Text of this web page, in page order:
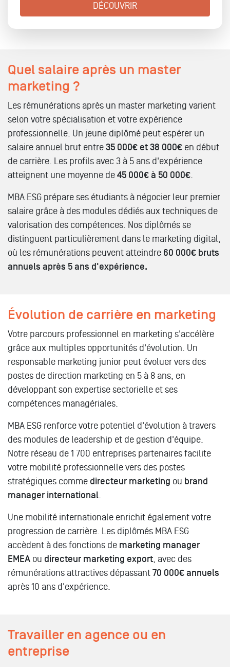
DÉCOUVRIR
Quel salaire après un master
marketing ?
Les rémunérations après un master marketing varient
selon votre spécialisation et votre expérience
professionnelle. Un jeune diplômé peut espérer un
salaire annuel brut entre 35 000€ et 38 000€ en début
de carrière. Les profils avec 3 à 5 ans d'expérience
atteignent une moyenne de 45 000€ à 50 000€.
MBA ESG prépare ses étudiants à négocier leur premier
salaire grâce à des modules dédiés aux techniques de
valorisation des compétences. Nos diplômés se
distinguent particulièrement dans le marketing digital,
où les rémunérations peuvent atteindre 60 000€ bruts
annuels après 5 ans d'expérience.
Évolution de carrière en marketing
Votre parcours professionnel en marketing s'accélère
grâce aux multiples opportunités d'évolution. Un
responsable marketing junior peut évoluer vers des
postes de direction marketing en 5 à 8 ans, en
développant son expertise sectorielle et ses
compétences managériales.
MBA ESG renforce votre potentiel d'évolution à travers
des modules de leadership et de gestion d'équipe.
Notre réseau de 1 700 entreprises partenaires facilite
votre mobilité professionnelle vers des postes
stratégiques comme directeur marketing ou brand
manager international.
Une mobilité internationale enrichit également votre
progression de carrière. Les diplômés MBA ESG
accèdent à des fonctions de marketing manager
EMEA ou directeur marketing export, avec des
rémunérations attractives dépassant 70 000€ annuels
après 10 ans d'expérience.
Travailler en agence ou en
entreprise